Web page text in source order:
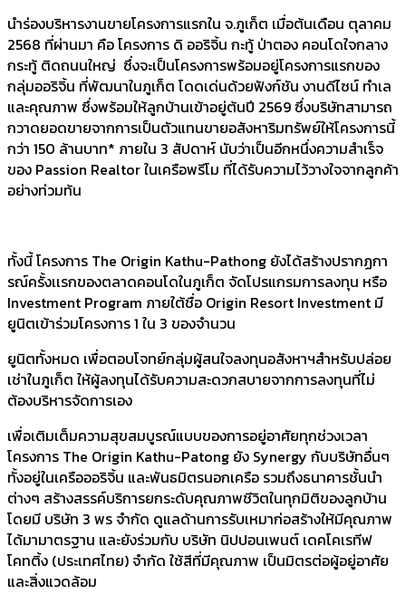
นำร่องบริหารงานขายโครงการแรกใน จ.ภูเก็ต เมื่อต้นเดือน ตุลาคม
2568 ที่ผ่านมา คือ โครงการ ดิ ออริจิ้น กะทู้ ป่าตอง คอนโดใจกลาง
กระทู้ ติดถนนใหญ่ ซึ่งจะเป็นโครงการพร้อมอยู่โครงการแรกของ
กลุ่มออริจิ้น ที่พัฒนาในภูเก็ต โดดเด่นด้วยฟังก์ชัน งานดีไซน์ ทำเล
และคุณภาพ ซึ่งพร้อมให้ลูกบ้านเข้าอยู่ต้นปี 2569 ซึ่งบริษัทสามารถ
กวาดยอดขายจากการเป็นตัวแทนขายอสังหาริมทรัพย์ให้โครงการนี้
กว่า 150 ล้านบาท* ภายใน 3 สัปดาห์ นับว่าเป็นอีกหนึ่งความสำเร็จ
ของ Passion Realtor ในเครือพรีโม ที่ได้รับความไว้วางใจจากลูกค้า
อย่างท่วมท้น
ทั้งนี้ โครงการ The Origin Kathu-Pathong ยังได้สร้างปรากฏกา
รณ์ครั้งเเรกของตลาดคอนโดในภูเก็ต จัดโปรแกรมการลงทุน หรือ
Investment Program ภายใต้ชื่อ Origin Resort Investment มี
ยูนิตเข้าร่วมโครงการ 1 ใน 3 ของจำนวน
ยูนิตทั้งหมด เพื่อตอบโจทย์กลุ่มผู้สนใจลงทุนอสังหาฯสำหรับปล่อย
เช่าในภูเก็ต ให้ผู้ลงทุนได้รับความสะดวกสบายจากการลงทุนที่ไม่
ต้องบริหารจัดการเอง
เพื่อเติมเต็มความสุขสมบูรณ์แบบของการอยู่อาศัยทุกช่วงเวลา
โครงการ The Origin Kathu-Patong ยัง Synergy กับบริษัทอื่นๆ
ทั้งอยู่ในเครือออริจิ้น และพันธมิตรนอกเครือ รวมถึงธนาคารชั้นนำ
ต่างๆ สร้างสรรค์บริการยกระดับคุณภาพชีวิตในทุกมิติของลูกบ้าน
โดยมี บริษัท 3 พร จำกัด ดูแลด้านการรับเหมาก่อสร้างให้มีคุณภาพ
ได้มามาตรฐาน และยังร่วมกับ บริษัท นิปปอนเพนต์ เดคโคเรทีฟ
โคทติ้ง (ประเทศไทย) จำกัด ใช้สีที่มีคุณภาพ เป็นมิตรต่อผู้อยู่อาศัย
และสิ่งแวดล้อม